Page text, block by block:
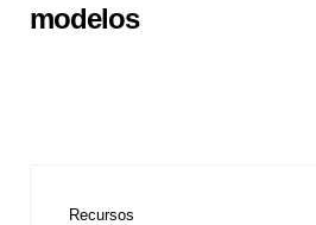
modelos
Recursos